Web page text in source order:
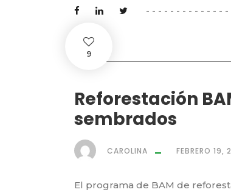
9
Reforestación
sembrados
CAROLINA FEBRERO 19,
El programa de BAM de